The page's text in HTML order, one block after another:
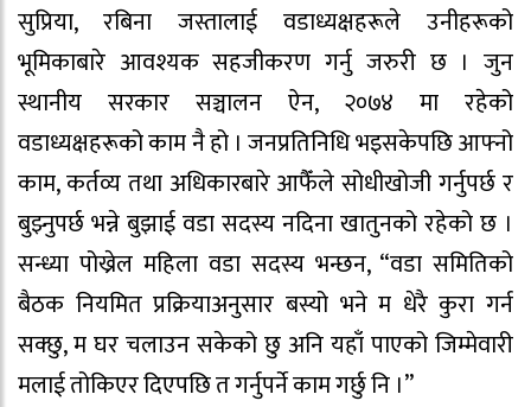
सुप्रिया, रबिना जस्तालाई वडाध्यक्षहरूले उनीहरूको
भूमिकाबारे आवश्यक सहजीकरण गर्नु जरुरी छ । जुन
स्थानीय सरकार सञ्चालन ऐन, २०७४ मा रहेको
वडाध्यक्षहरूको काम नै हो । जनप्रतिनिधि भइसकेपछि आफ्नो
काम, कर्तव्य तथा अधिकारबारे आफैँले सोधीखोजी गर्नुपर्छ र
बुझ्नुपर्छ भन्ने बुझाई वडा सदस्य नदिना खातुनको रहेको छ ।
सन्ध्या पोख्रेल महिला वडा सदस्य भन्छन, “वडा समितिको
बैठक नियमित प्रक्रियाअनुसार बस्यो भने म धेरै कुरा गर्न
सक्छु, म घर चलाउन सकेको छु अनि यहाँ पाएको जिम्मेवारी
मलाई तोकिएर दिएपछि त गर्नुपर्ने काम गर्छु नि ।”